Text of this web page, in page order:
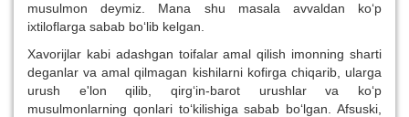
musulmon deymiz. Mana shu masala avvaldan ko‘p
ixtiloflarga sabab bo‘lib kelgan.
Xavorijlar kabi adashgan toifalar amal qilish imonning sharti
deganlar va amal qilmagan kishilarni kofirga chiqarib, ularga
urush e'lon qilib, qirg‘in-barot urushlar va ko‘p
musulmonlarning qonlari to‘kilishiga sabab bo‘lgan. Afsuski,